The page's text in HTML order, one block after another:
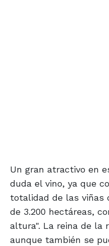
Un gran atractivo en
duda el vino, ya que
totalidad de las viñas
de 3.200 hectáreas,
altura". La reina de la
aunque también se